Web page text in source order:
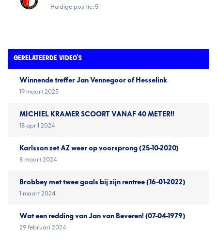
Huidige positie: 5
GERELATEERDE VIDEO'S
Winnende treffer Jan Vennegoor of Hesselink
19 maart 2025
MICHIEL KRAMER SCOORT VANAF 40 METER!!
18 april 2024
Karlsson zet AZ weer op voorsprong (25-10-2020)
8 maart 2024
Brobbey met twee goals bij zijn rentree (16-01-2022)
1 maart 2024
Wat een redding van Jan van Beveren! (07-04-1979)
29 februari 2024